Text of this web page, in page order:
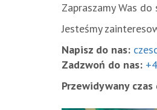
Zapraszamy Was
Jesteśmy
Napisz do nas:
Zadzwoń do nas:
Przewidywany